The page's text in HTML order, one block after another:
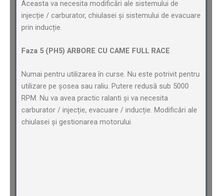
Aceasta va necesita modificări ale sistemului de
injecție / carburator, chiulasei și sistemului de evacuare
prin inducție.
Faza 5 (PH5) ARBORE CU CAME FULL RACE
Numai pentru utilizarea în curse. Nu este potrivit pentru
utilizare pe șosea sau raliu. Putere redusă sub 5000
RPM. Nu va avea practic ralanti și va necesita
carburator / injecție, evacuare / inducție. Modificări ale
chiulasei și gestionarea motorului.